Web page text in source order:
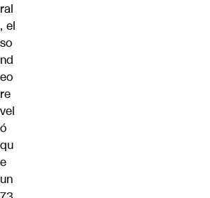
ral
, el
so
nd
eo
re
vel
ó
qu
e
un